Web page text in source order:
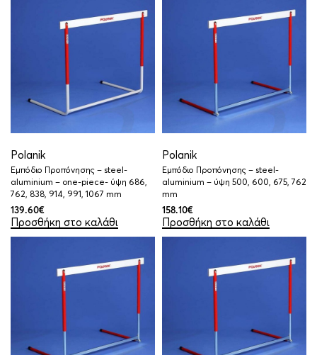
Polanik
Εμπόδιο Προπόνησης – steel-
aluminium – one-piece- ύψη 686,
762, 838, 914, 991, 1067 mm
139.60€
Προσθήκη στο καλάθι
Polanik
Εμπόδιο Προπόνησης – steel-
aluminium – ύψη 500, 600, 675, 762
mm
158.10€
Προσθήκη στο καλάθι